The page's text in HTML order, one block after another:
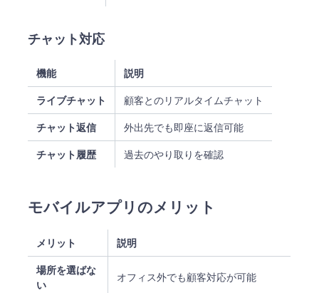
チャット対応
機能 説明
ライブチャット 顧客とのリアルタイムチャット
チャット返信 外出先でも即座に返信可能
チャット履歴 過去のやり取りを確認
モバイルアプリのメリット
メリット 説明
場所を選ばな
い
オフィス外でも顧客対応が可能